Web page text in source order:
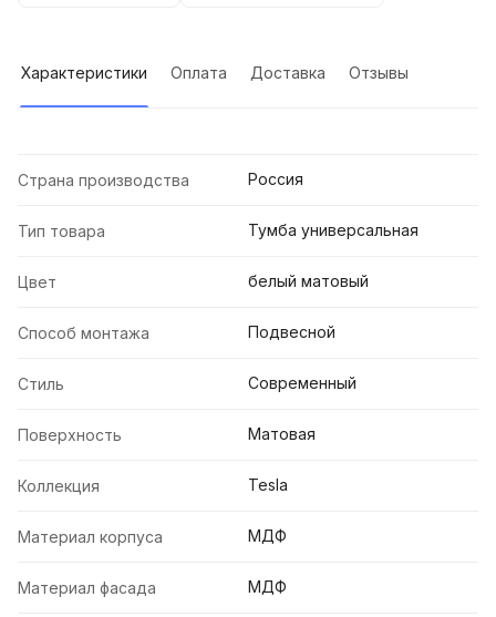
Характеристики Оплата Доставка Отзывы
Страна производства Россия
Тип товара Тумба универсальная
Цвет белый матовый
Способ монтажа Подвесной
Стиль Современный
Поверхность Матовая
Коллекция Tesla
Материал корпуса МДФ
Материал фасада МДФ